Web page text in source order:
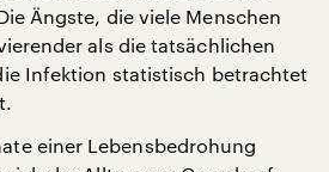
Ängste, die viele Menschen
als die tatsächlichen
Infektion statistisch betrachtet
einer Lebensbedrohung